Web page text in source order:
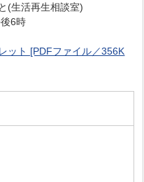
(生活再生相談室)
6時
ット [PDFファイル／356K